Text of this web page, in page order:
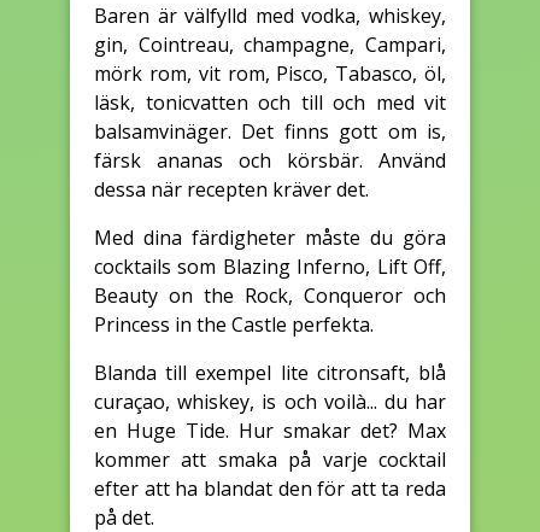
Baren är välfylld med vodka, whiskey,
gin, Cointreau, champagne, Campari,
mörk rom, vit rom, Pisco, Tabasco, öl,
läsk, tonicvatten och till och med vit
balsamvinäger. Det finns gott om is,
färsk ananas och körsbär. Använd
dessa när recepten kräver det.
Med dina färdigheter måste du göra
cocktails som Blazing Inferno, Lift Off,
Beauty on the Rock, Conqueror och
Princess in the Castle perfekta.
Blanda till exempel lite citronsaft, blå
curaçao, whiskey, is och voilà... du har
en Huge Tide. Hur smakar det? Max
kommer att smaka på varje cocktail
efter att ha blandat den för att ta reda
på det.